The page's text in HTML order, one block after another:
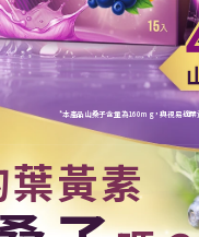
*本產品山桑子含量為160mg，與視易適
黃素